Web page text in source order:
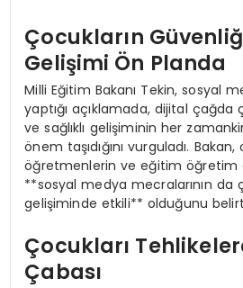
Çocukların
Gelişimi Ön Planda
Milli Eğitim Bakanı Tekin, sosyal
yaptığı açıklamada, dijital çağda
ve sağlıklı gelişiminin her
önem taşıdığını vurguladı. Bakan,
öğretmenlerin ve eğitim öğretim
**sosyal medya mecralarının da
gelişiminde etkili** olduğunu
Çocukları
Çabası